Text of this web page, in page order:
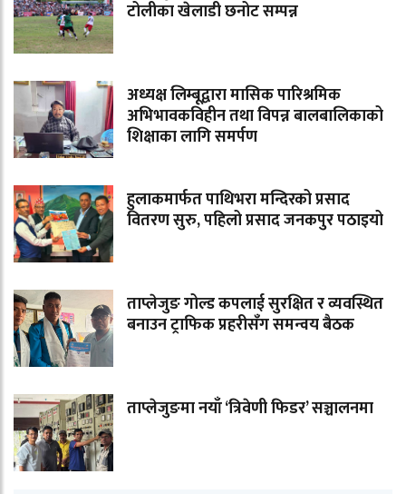
टोलीका खेलाडी छनोट सम्पन्न
अध्यक्ष लिम्बूद्वारा मासिक पारिश्रमिक
अभिभावकविहीन तथा विपन्न बालबालिकाको
शिक्षाका लागि समर्पण
हुलाकमार्फत पाथिभरा मन्दिरको प्रसाद
वितरण सुरु, पहिलो प्रसाद जनकपुर पठाइयो
ताप्लेजुङ गोल्ड कपलाई सुरक्षित र व्यवस्थित
बनाउन ट्राफिक प्रहरीसँग समन्वय बैठक
ताप्लेजुङमा नयाँ ‘त्रिवेणी फिडर’ सञ्चालनमा